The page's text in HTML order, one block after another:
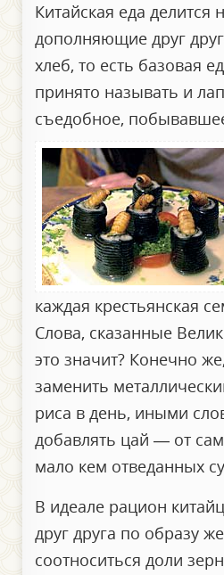
Китайская еда
дополняющие друг
хлеб, то есть базовая
принято называть и
съедобное,
каждая крестьянская
Слова, сказанные
это значит? Конечно
заменить
риса в день, иными
добавлять цай — от
мало кем отведанных
В идеале рацион
друг друга по образу
соотноситься доли